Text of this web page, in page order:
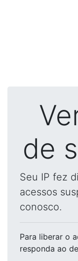
de
Seu IP fez
acessos
conosco.
Para liberar o
responda ao